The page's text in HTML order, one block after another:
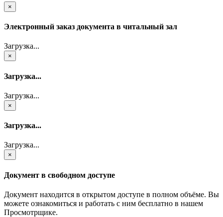
×
Электронный заказ документа в читальный зал
Загрузка...
×
Загрузка...
Загрузка...
×
Загрузка...
Загрузка...
×
Документ в свободном доступе
Документ находится в открытом доступе в полном объёме. Вы
можете ознакомиться и работать с ним бесплатно в нашем
Просмотрщике.